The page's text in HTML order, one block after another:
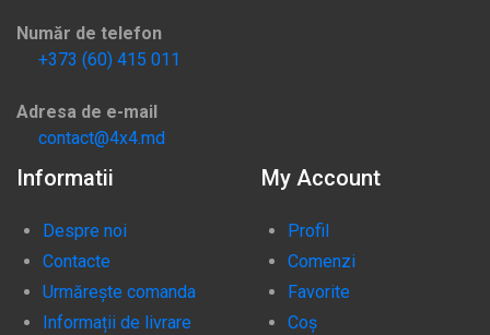
Număr de telefon
+373 (60) 415 011
Adresa de e-mail
contact@4x4.md
Informatii
Despre noi
Contacte
Urmărește comanda
Informații de livrare
My Account
Profil
Comenzi
Favorite
Coș